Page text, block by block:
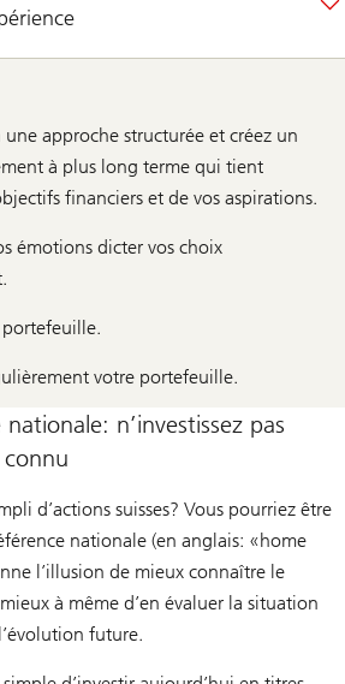
une approche structurée et créez un
à plus long terme qui tient
financiers et de vos aspirations.
émotions dicter vos choix
votre portefeuille.
n’investissez pas
d’actions suisses? Vous pourriez être
nationale (en anglais: «home
l’illusion de mieux connaître le
à même d’en évaluer la situation
future.